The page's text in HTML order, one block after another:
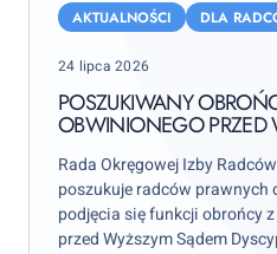
obrońca
urzędu
obwinionego
przed
WSD
AKTUALNOŚCI DLA
Posted
24 lipca 2026
POSZUKIWANY
OBWINIONEGO PRZED
Rada Okręgowej Izby
poszukuje radców prawnych
podjęcia się funkcji obrońcy
przed Wyższym Sądem